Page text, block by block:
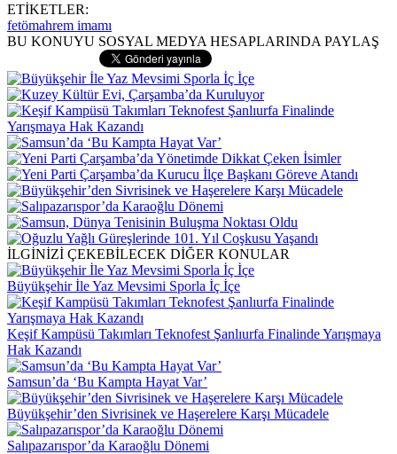
ETİKETLER:
fetömahrem imamı
BU KONUYU SOSYAL MEDYA HESAPLARINDA PAYLAŞ
İLGİNİZİ ÇEKEBİLECEK DİĞER KONULAR
Büyükşehir İle Yaz Mevsimi Sporla İç İçe
Keşif Kampüsü Takımları Teknofest Şanlıurfa Finalinde Yarışmaya
Hak Kazandı
Samsun’da ‘Bu Kampta Hayat Var’
Büyükşehir’den Sivrisinek ve Haşerelere Karşı Mücadele
Salıpazarıspor’da Karaoğlu Dönemi